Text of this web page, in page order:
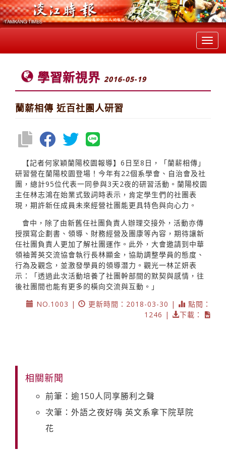
學習新視界 2016-05-19
蘭薪相傳 近百社團人研習
【記者何家穎蘭陽校園報導】6日至8日，「蘭薪相傳」
研習營在蘭陽校園登場！今年有22個系學會、自治會及社
團，總計95位代表一同參與3天2夜的研習活動。蘭陽校園
主任林志鴻在始業式致詞時表示，肯定學生們的社團表
現，期許新任成員未來經營社團能更具特色與向心力。
會中，除了由新舊任社團負責人辦理交接外，活動亦傳
授撰寫企劃書、領導、財務經營及團康等內容，期待讓新
任社團負責人更加了解社團運作。此外，大會邀請到中華
領袖菁英交流協會執行長林顯金，協助調整學員的態度、
行為及觀念，並激發學員的領導潛力。觀光一林芷妍表
示：「透過此次活動培養了社團幹部間的默契與感情，往
後社團間也能有更多的橫向交流與互動。」
NO.1003 |
更新時間：2018-03-30 |
點閱：
1246 |
下載：
相關新聞
前筆：逾150人同享勝利之聲
次筆：外語之夜好嗨 英文系拿下院草院
花